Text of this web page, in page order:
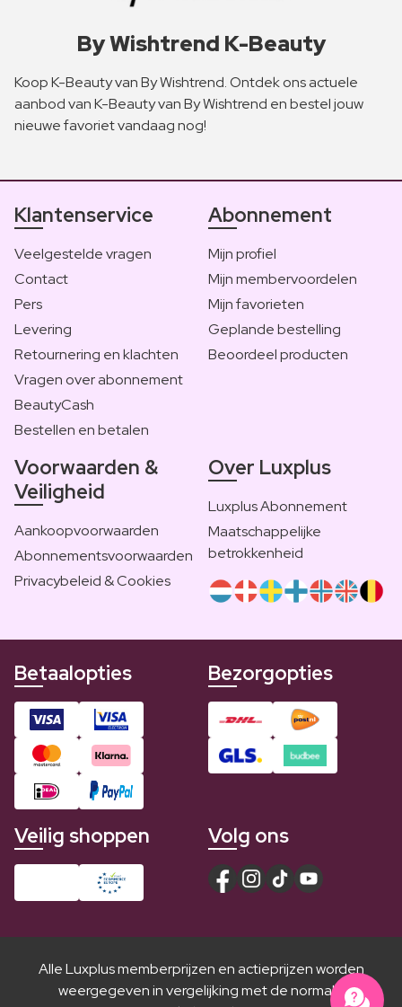
By Wishtrend K-Beauty
Koop K-Beauty van By Wishtrend. Ontdek ons actuele
aanbod van K-Beauty van By Wishtrend en bestel jouw
nieuwe favoriet vandaag nog!
Klantenservice
Veelgestelde vragen
Contact
Pers
Levering
Retournering en klachten
Vragen over abonnement
BeautyCash
Bestellen en betalen
Abonnement
Mijn profiel
Mijn membervoordelen
Mijn favorieten
Geplande bestelling
Beoordeel producten
Voorwaarden &
Veiligheid
Aankoopvoorwaarden
Abonnementsvoorwaarden
Privacybeleid & Cookies
Over Luxplus
Luxplus Abonnement
Maatschappelijke
betrokkenheid
Betaalopties Bezorgopties
Veilig shoppen Volg ons
Alle Luxplus memberprijzen en actieprijzen worden
weergegeven in vergelijking met de normale